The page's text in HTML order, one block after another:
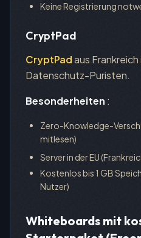
Keine Registrierung
CryptPad
CryptPadaus
Datenschutz-Puristen.
Besonderheiten :
Zero-Knowledge-
mitlesen)
Server in der EU
Kostenlos bis 1 GB
Nutzer)
Whiteboards mit